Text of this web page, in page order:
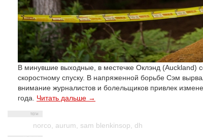
В минувшие выходные, в местечке Оклэнд (Auckland)
скоростному спуску. В напряженной борьбе Сэм
внимание журналистов и болельщиков привлек
года. Читать дальше →
norco aurum sam blenkinsop dh